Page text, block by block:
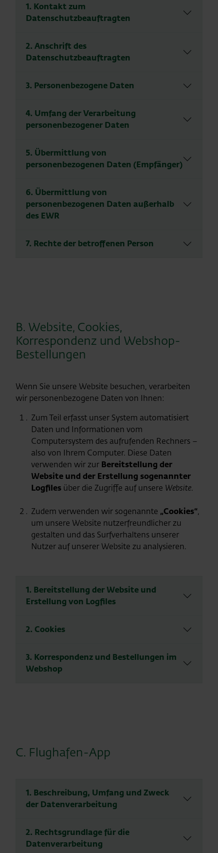
1. Kontakt zum
Datenschutzbeauftragten
2. Anschrift des
Datenschutzbeauftragten
3. Personenbezogene Daten
4. Umfang der Verarbeitung
personenbezogener Daten
5. Übermittlung von
personenbezogenen Daten (Empfänger)
6. Übermittlung von
personenbezogenen Daten außerhalb
des EWR
7. Rechte der betroffenen Person
B. Website, Cookies,
Korrespondenz und Webshop-
Bestellungen
Wenn Sie unsere Website besuchen, verarbeiten
wir personenbezogene Daten von Ihnen:
Zum Teil erfasst unser System automatisiert
Daten und Informationen vom
Computersystem des aufrufenden Rechners –
also von Ihrem Computer. Diese Daten
verwenden wir zur Bereitstellung der
Website und der Erstellung sogenannter
Logfiles über die Zugriffe auf unsere Website.
Zudem verwenden wir sogenannte „Cookies“,
um unsere Website nutzerfreundlicher zu
gestalten und das Surfverhaltens unserer
Nutzer auf unserer Website zu analysieren.
1. Bereitstellung der Website und
Erstellung von Logfiles
2. Cookies
3. Korrespondenz und Bestellungen im
Webshop
C. Flughafen-App
1. Beschreibung, Umfang und Zweck
der Datenverarbeitung
2. Rechtsgrundlage für die
Datenverarbeitung